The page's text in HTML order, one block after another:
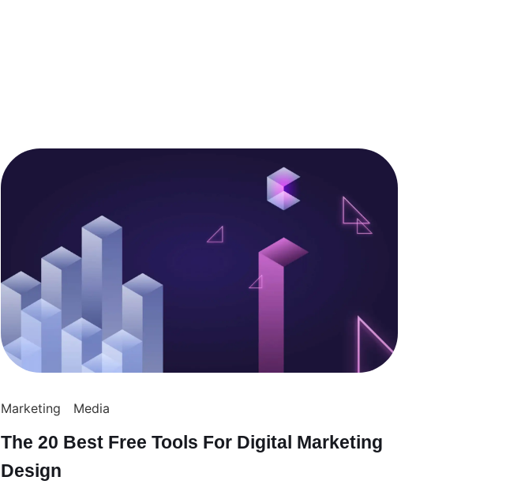
Marketing Media
The 20 Best Free Tools For Digital Marketing
Design